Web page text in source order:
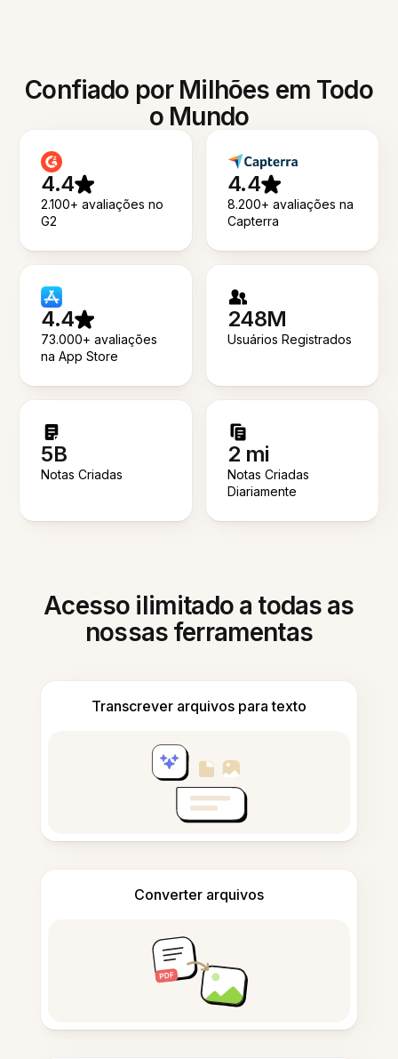
Confiado por Milhões em Todo
o Mundo
4.4
2.100+ avaliações no
G2
4.4
8.200+ avaliações na
Capterra
4.4
73.000+ avaliações
na App Store
248M
Usuários Registrados
5B
Notas Criadas
2 mi
Notas Criadas
Diariamente
Acesso ilimitado a todas as
nossas ferramentas
Transcrever arquivos para texto
Converter arquivos